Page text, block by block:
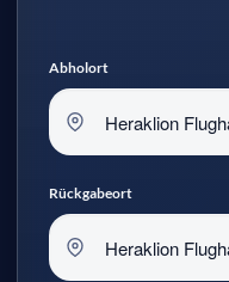
Abholort
Rückgabeort